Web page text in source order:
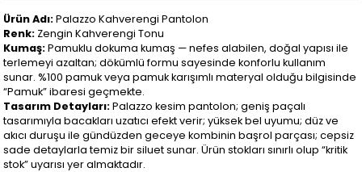
Ürün Adı:Palazzo Kahverengi Pantolon
Renk: Zengin Kahverengi Tonu
Kumaş:Pamuklu dokuma kumaş — nefes alabilen, doğal yapısı ile
terlemeyi azaltan; dökümlü formu sayesinde konforlu kullanım
sunar. %100 pamuk veya pamuk karışımlı materyal olduğu bilgisinde
“Pamuk” ibaresi geçmekte.
Tasarım Detayları:Palazzo kesim pantolon; geniş paçalı
tasarımıyla bacakları uzatıcı efekt verir; yüksek bel uyumu; düz ve
akıcı duruşu ile gündüzden geceye kombinin başrol parçası; cepsiz
sade detaylarla temiz bir siluet sunar. Ürün stokları sınırlı olup “kritik
stok” uyarısı yer almaktadır.